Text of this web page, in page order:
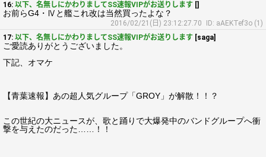
16: 以下、名無しにかわりましてSS速報VIPがお送りします []
お前らG4・Ⅳと艦これ改は当然買ったよな？
2016/02/21(日) 23:12:27.70
ID: aAEKTef3o (1)
17: 以下、名無しにかわりましてSS速報VIPがお送りします [saga]
ご愛読ありがとうございました。
下記、オマケ
【青葉速報】あの超人気グループ「GROY」が解散！！？
この世紀の大ニュースが、歌と踊りで大爆発中のバンドグループへ衝
撃を与えたのだった……！！